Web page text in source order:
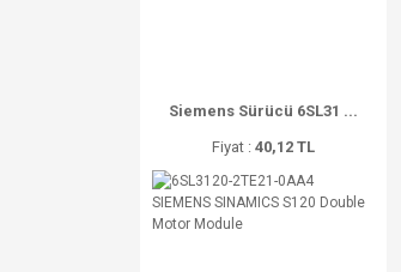
Siemens Sürücü 6SL31 ...
Fiyat : 40,12 TL